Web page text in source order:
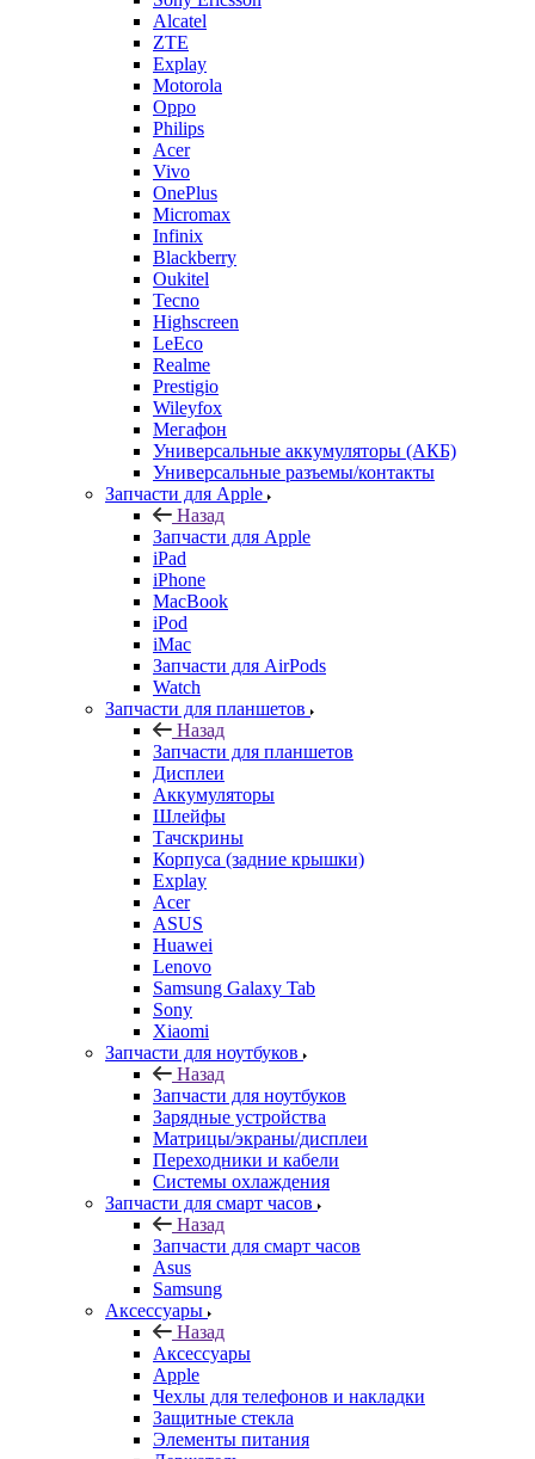
Alcatel
ZTE
Explay
Motorola
Oppo
Philips
Acer
Vivo
OnePlus
Micromax
Infinix
Blackberry
Oukitel
Tecno
Highscreen
LeEco
Realme
Prestigio
Wileyfox
Мегафон
Универсальные аккумуляторы (АКБ)
Универсальные разъемы/контакты
Запчасти для Apple
Назад
Запчасти для Apple
iPad
iPhone
MacBook
iPod
iMac
Запчасти для AirPods
Watch
Запчасти для планшетов
Назад
Запчасти для планшетов
Дисплеи
Аккумуляторы
Шлейфы
Тачскрины
Корпуса (задние крышки)
Explay
Acer
ASUS
Huawei
Lenovo
Samsung Galaxy Tab
Sony
Xiaomi
Запчасти для ноутбуков
Назад
Запчасти для ноутбуков
Зарядные устройства
Матрицы/экраны/дисплеи
Переходники и кабели
Системы охлаждения
Запчасти для смарт часов
Назад
Запчасти для смарт часов
Asus
Samsung
Аксессуары
Назад
Аксессуары
Apple
Чехлы для телефонов и накладки
Защитные стекла
Элементы питания